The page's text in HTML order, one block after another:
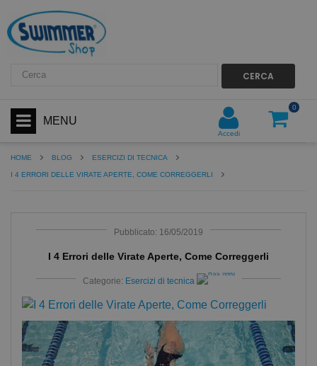
CERCA
MENU
0
Accedi
HOME BLOG ESERCIZI DI TECNICA
I 4 ERRORI DELLE VIRATE APERTE, COME CORREGGERLI
Pubblicato: 16/05/2019
I 4 Errori delle Virate Aperte, Come Correggerli
Categorie: Esercizi di tecnica